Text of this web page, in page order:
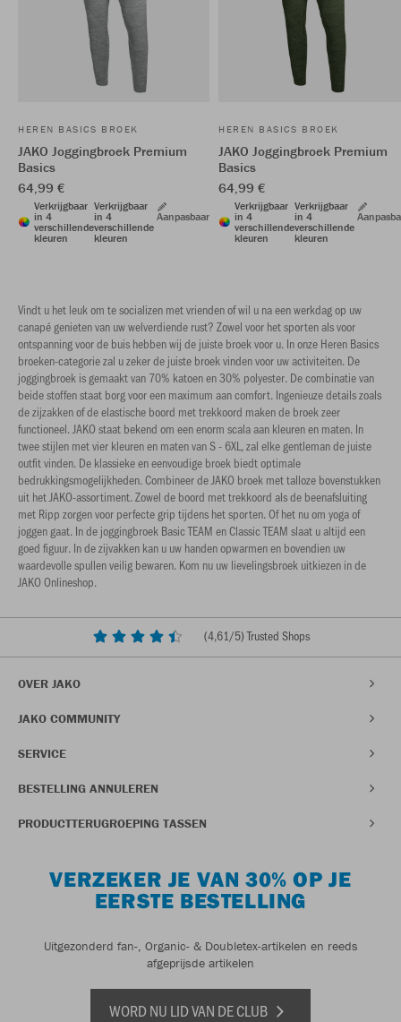
HEREN BASICS BROEK
JAKO Joggingbroek Premium
Basics
64,99 €
Verkrijgbaar
in 4
verschillende
kleuren
Verkrijgbaar
in 4
verschillende
kleuren
Aanpasbaar
HEREN BASICS BROEK
JAKO Joggingbroek Premium
Basics
64,99 €
Verkrijgbaar
in 4
verschillende
kleuren
Verkrijgbaar
in 4
verschillende
kleuren
Vindt u het leuk om te socializen met vrienden of wil u na een werkdag op uw
canapé genieten van uw welverdiende rust? Zowel voor het sporten als voor
ontspanning voor de buis hebben wij de juiste broek voor u. In onze Heren Basics
broeken-categorie zal u zeker de juiste broek vinden voor uw activiteiten. De
joggingbroek is gemaakt van 70% katoen en 30% polyester. De combinatie van
beide stoffen staat borg voor een maximum aan comfort. Ingenieuze details zoals
de zijzakken of de elastische boord met trekkoord maken de broek zeer
functioneel. JAKO staat bekend om een ​​enorm scala aan kleuren en maten. In
twee stijlen met vier kleuren en maten van S - 6XL, zal elke gentleman de juiste
outfit vinden. De klassieke en eenvoudige broek biedt optimale
bedrukkingsmogelijkheden. Combineer de JAKO broek met talloze bovenstukken
uit het JAKO-assortiment. Zowel de boord met trekkoord als de beenafsluiting
met Ripp zorgen voor perfecte grip tijdens het sporten. Of het nu om yoga of
joggen gaat. In de joggingbroek Basic TEAM en Classic TEAM slaat u altijd een
goed figuur. In de zijvakken kan u uw handen opwarmen en bovendien uw
waardevolle spullen veilig bewaren. Kom nu uw lievelingsbroek uitkiezen in de
JAKO Onlineshop.
(4,61/5) Trusted Shops
OVER JAKO
JAKO COMMUNITY
SERVICE
BESTELLING ANNULEREN
PRODUCTTERUGROEPING TASSEN
VERZEKER JE VAN 30% OP JE
EERSTE BESTELLING
Uitgezonderd fan-, Organic- & Doubletex-artikelen en reeds
afgeprijsde artikelen
WORD NU LID VAN DE CLUB